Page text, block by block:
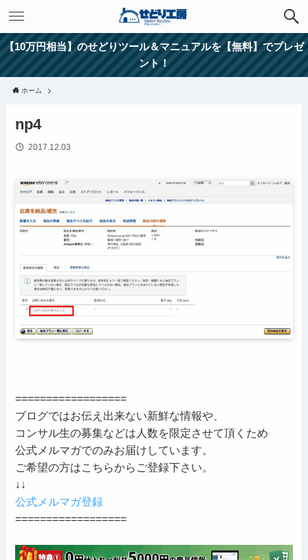
【10万円相当】のせどりツール＆マニュアルを【無料】でプレゼ
ント！
ホーム
np4
2017.12.03
==================
ブログではお伝え出来ない新鮮な情報や、
コンサル生の募集などは人数を限定させて頂くため
公式メルマガでのみお届けしています。
ご希望の方はこちらからご登録下さい。
↓↓
公式メルマガ登録
==================